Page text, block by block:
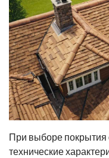
При выборе покрытия
технические